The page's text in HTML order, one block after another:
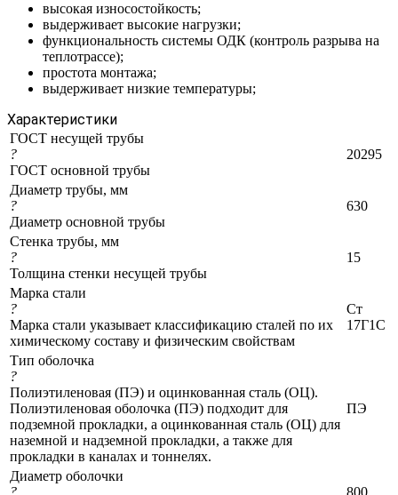
высокая износостойкость;
выдерживает высокие нагрузки;
функциональность системы ОДК (контроль разрыва на
теплотрассе);
простота монтажа;
выдерживает низкие температуры;
Характеристики
ГОСТ несущей трубы
?
ГОСТ основной трубы
20295
Диаметр трубы, мм
?
Диаметр основной трубы
630
Стенка трубы, мм
?
Толщина стенки несущей трубы
15
Марка стали
?
Марка стали указывает классификацию сталей по их
химическому составу и физическим свойствам
Ст
17Г1С
Тип оболочка
?
Полиэтиленовая (ПЭ) и оцинкованная сталь (ОЦ).
Полиэтиленовая оболочка (ПЭ) подходит для
подземной прокладки, а оцинкованная сталь (ОЦ) для
наземной и надземной прокладки, а также для
прокладки в каналах и тоннелях.
ПЭ
Диаметр оболочки